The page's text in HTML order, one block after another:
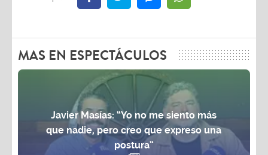
MAS EN ESPECTÁCULOS
Javier Masías: “Yo no me siento más
que nadie, pero creo que expreso una
postura”